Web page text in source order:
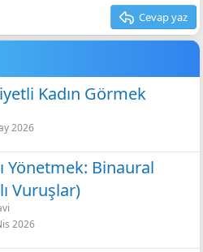
Cevap yaz
Kadın Görmek
2026
Yönetmek: Binaural
Vuruşlar)
2026